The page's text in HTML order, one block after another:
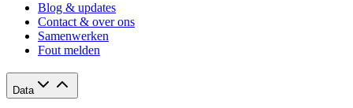
Blog & updates
Contact & over ons
Samenwerken
Fout melden
Data